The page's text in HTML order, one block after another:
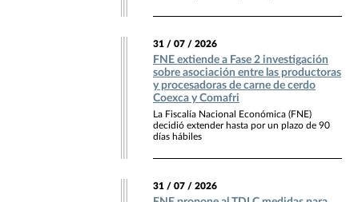
31 / 07 / 2026
FNE extiende a Fase 2 investigación
sobre asociación entre las productoras
y procesadoras de carne de cerdo
Coexca y Comafri
La Fiscalía Nacional Económica (FNE)
decidió extender hasta por un plazo de 90
días hábiles
31 / 07 / 2026